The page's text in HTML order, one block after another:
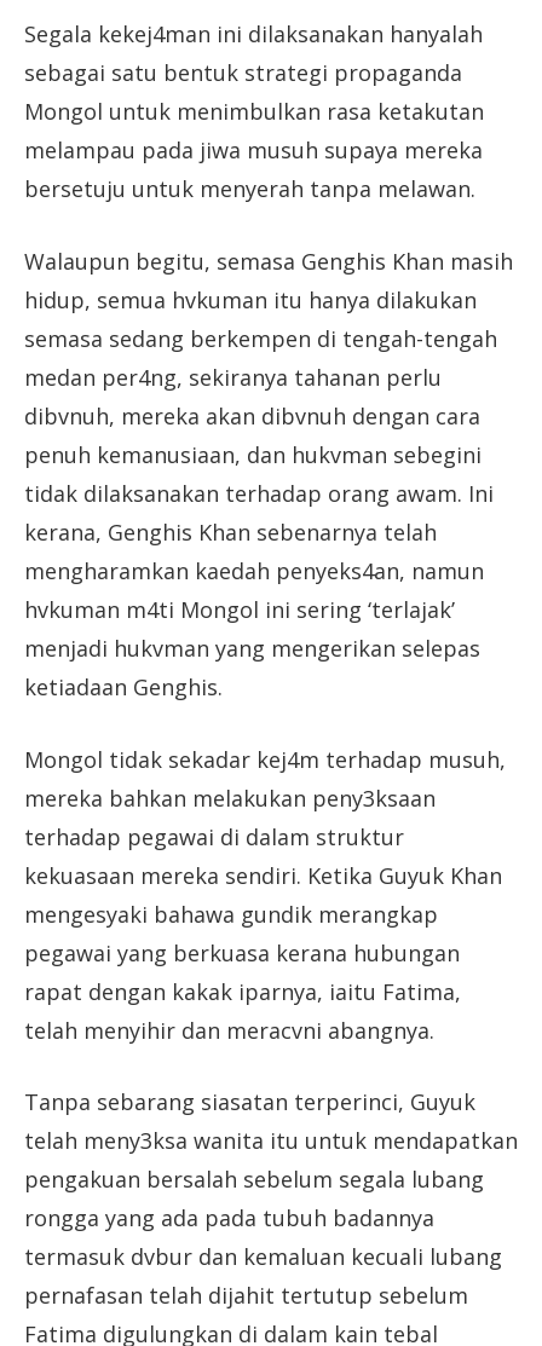
Segala kekej4man ini dilaksanakan hanyalah
sebagai satu bentuk strategi propaganda
Mongol untuk menimbulkan rasa ketakutan
melampau pada jiwa musuh supaya mereka
bersetuju untuk menyerah tanpa melawan.
Walaupun begitu, semasa Genghis Khan masih
hidup, semua hvkuman itu hanya dilakukan
semasa sedang berkempen di tengah-tengah
medan per4ng, sekiranya tahanan perlu
dibvnuh, mereka akan dibvnuh dengan cara
penuh kemanusiaan, dan hukvman sebegini
tidak dilaksanakan terhadap orang awam. Ini
kerana, Genghis Khan sebenarnya telah
mengharamkan kaedah penyeks4an, namun
hvkuman m4ti Mongol ini sering ‘terlajak’
menjadi hukvman yang mengerikan selepas
ketiadaan Genghis.
Mongol tidak sekadar kej4m terhadap musuh,
mereka bahkan melakukan peny3ksaan
terhadap pegawai di dalam struktur
kekuasaan mereka sendiri. Ketika Guyuk Khan
mengesyaki bahawa gundik merangkap
pegawai yang berkuasa kerana hubungan
rapat dengan kakak iparnya, iaitu Fatima,
telah menyihir dan meracvni abangnya.
Tanpa sebarang siasatan terperinci, Guyuk
telah meny3ksa wanita itu untuk mendapatkan
pengakuan bersalah sebelum segala lubang
rongga yang ada pada tubuh badannya
termasuk dvbur dan kemaluan kecuali lubang
pernafasan telah dijahit tertutup sebelum
Fatima digulungkan di dalam kain tebal